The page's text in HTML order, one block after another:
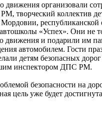
движения организовали
творческий коллектив
Мордовии, республиканской
«Успех». Они не
движения и подарили им
автомобилем. Гости
детям безопасных
инспектором ДПС РМ.
безопасности на
цель уже будет